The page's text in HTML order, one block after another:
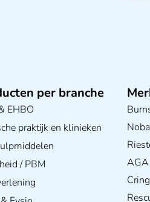
per branche
EHBO
praktijk en klinieken
/ PBM
AGA